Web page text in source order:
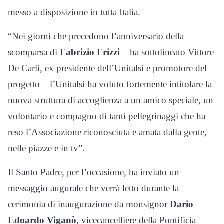
messo a disposizione in tutta Italia.
“Nei giorni che precedono l’anniversario della
scomparsa di Fabrizio Frizzi – ha sottolineato Vittore
De Carli, ex presidente dell’Unitalsi e promotore del
progetto – l’Unitalsi ha voluto fortemente intitolare la
nuova struttura di accoglienza a un amico speciale, un
volontario e compagno di tanti pellegrinaggi che ha
reso l’Associazione riconosciuta e amata dalla gente,
nelle piazze e in tv”.
Il Santo Padre, per l’occasione, ha inviato un
messaggio augurale che verrà letto durante la
cerimonia di inaugurazione da monsignorDario
Edoardo Viganò, vicecancelliere della Pontificia